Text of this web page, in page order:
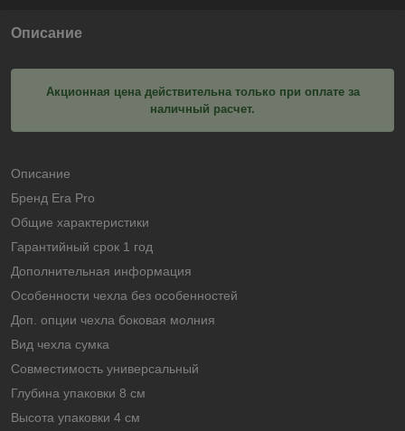
Описание
Акционная цена действительна только при оплате за
наличный расчет.
Описание
Бренд Era Pro
Общие характеристики
Гарантийный срок 1 год
Дополнительная информация
Особенности чехла без особенностей
Доп. опции чехла боковая молния
Вид чехла сумка
Совместимость универсальный
Глубина упаковки 8 см
Высота упаковки 4 см